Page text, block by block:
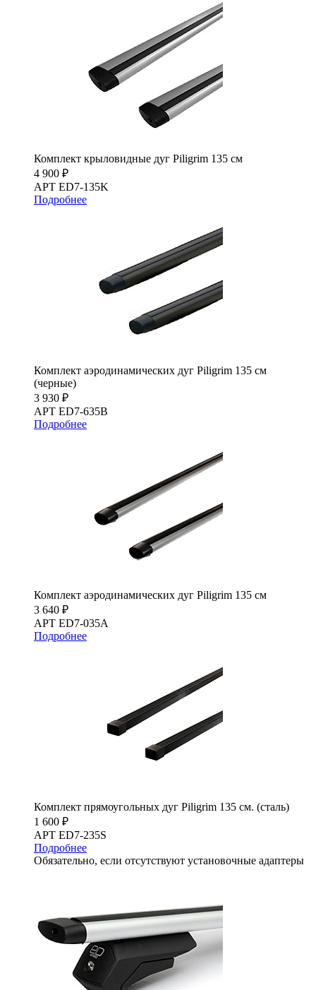
Комплект крыловидные дуг Piligrim 135 см
4 900 ₽
АРТ ED7-135K
Подробнее
Комплект аэродинамических дуг Piligrim 135 см
(черные)
3 930 ₽
АРТ ED7-635B
Подробнее
Комплект аэродинамических дуг Piligrim 135 см
3 640 ₽
АРТ ED7-035A
Подробнее
Комплект прямоугольных дуг Piligrim 135 см. (сталь)
1 600 ₽
АРТ ED7-235S
Подробнее
Обязательно, если отсутствуют установочные адаптеры